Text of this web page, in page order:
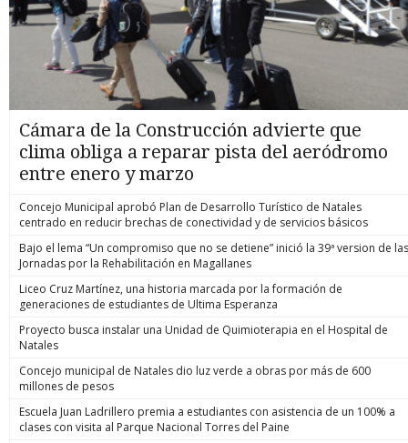
Cámara de la Construcción advierte que
clima obliga a reparar pista del aeródromo
entre enero y marzo
Concejo Municipal aprobó Plan de Desarrollo Turístico de Natales
centrado en reducir brechas de conectividad y de servicios básicos
Bajo el lema “Un compromiso que no se detiene” inició la 39ª version de las
Jornadas por la Rehabilitación en Magallanes
Liceo Cruz Martínez, una historia marcada por la formación de
generaciones de estudiantes de Ultima Esperanza
Proyecto busca instalar una Unidad de Quimioterapia en el Hospital de
Natales
Concejo municipal de Natales dio luz verde a obras por más de 600
millones de pesos
Escuela Juan Ladrillero premia a estudiantes con asistencia de un 100% a
clases con visita al Parque Nacional Torres del Paine